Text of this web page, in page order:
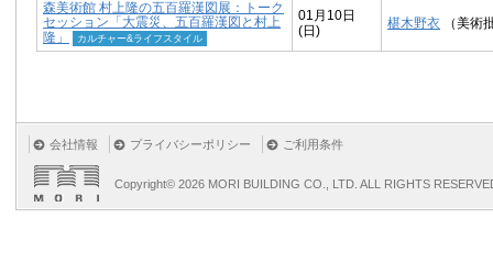
森美術館 村上隆の五百羅漢図展：トーク
セッション「大震災、五百羅漢図と村上
隆」
カルチャー&ライフスタイル
01月10日
(日)
椹木野衣 （美術
会社情報 プライバシーポリシー ご利用条件
Copyright© 2026 MORI BUILDING CO., LTD. ALL RIGHTS